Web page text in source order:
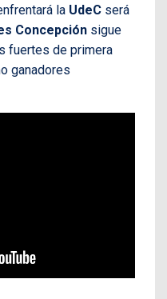
la UdeC será
Concepción sigue
fuertes de primera
ganadores